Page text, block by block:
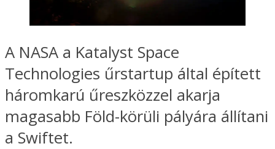
A NASA a Katalyst Space
Technologies űrstartup által épített
háromkarú űreszközzel akarja
magasabb Föld-körüli pályára állítani
a Swiftet.